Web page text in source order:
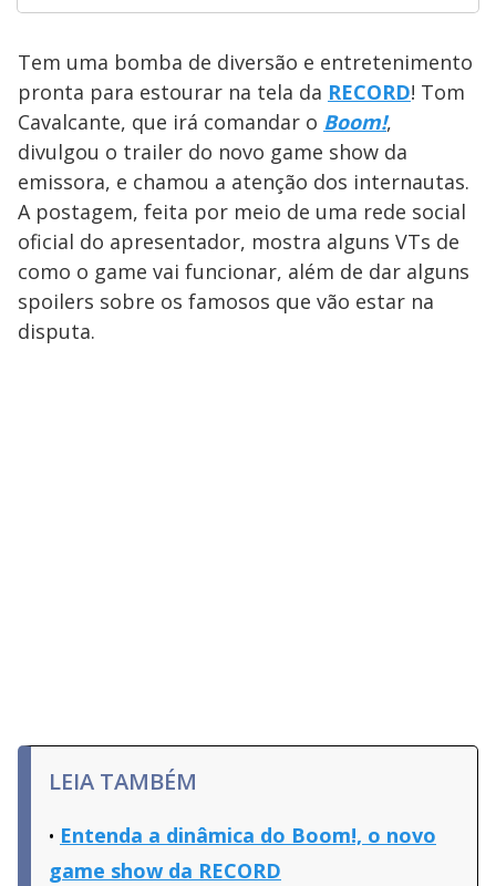
Tem uma bomba de diversão e entretenimento
pronta para estourar na tela da RECORD! Tom
Cavalcante, que irá comandar o Boom!,
divulgou o trailer do novo game show da
emissora, e chamou a atenção dos internautas.
A postagem, feita por meio de uma rede social
oficial do apresentador, mostra alguns VTs de
como o game vai funcionar, além de dar alguns
spoilers sobre os famosos que vão estar na
disputa.
LEIA TAMBÉM
Entenda a dinâmica do Boom!, o novo
game show da RECORD